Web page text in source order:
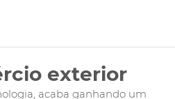
exterior
acaba ganhando um